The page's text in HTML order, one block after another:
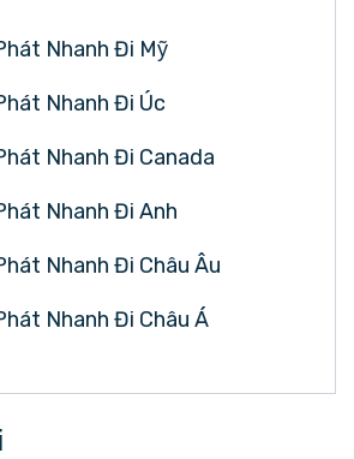
Nhanh Đi Mỹ
Nhanh Đi Úc
Nhanh Đi Canada
Nhanh Đi Anh
Nhanh Đi Châu Âu
Nhanh Đi Châu Á